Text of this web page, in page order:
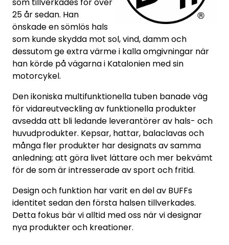
25 år sedan. Han
önskade en sömlös hals
som kunde skydda mot sol, vind, damm och
dessutom ge extra värme i kalla omgivningar när
han körde på vägarna i Katalonien med sin
motorcykel.
Den ikoniska multifunktionella tuben banade väg
för vidareutveckling av funktionella produkter
avsedda att bli ledande leverantörer av hals- och
huvudprodukter. Kepsar, hattar, balaclavas och
många fler produkter har designats av samma
anledning; att göra livet lättare och mer bekvämt
för de som är intresserade av sport och fritid.
Design och funktion har varit en del av BUFFs
identitet sedan den första halsen tillverkades.
Detta fokus bär vi alltid med oss när vi designar
nya produkter och kreationer.